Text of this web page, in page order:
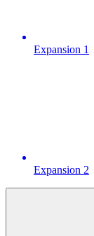
Expansion 1
Expansion 2